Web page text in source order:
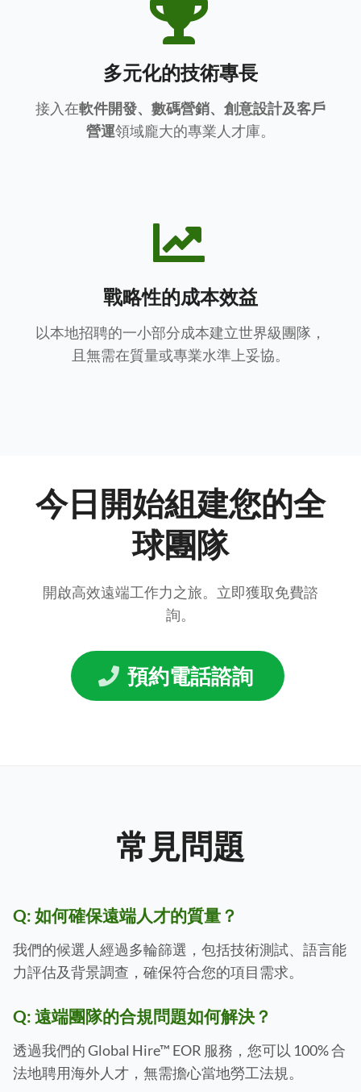
多元化的技術專長
接入在軟件開發、數碼營銷、創意設計及客戶
營運領域龐大的專業人才庫。
戰略性的成本效益
以本地招聘的一小部分成本建立世界級團隊，
且無需在質量或專業水準上妥協。
今日開始組建您的全
球團隊
開啟高效遠端工作力之旅。立即獲取免費諮
詢。
預約電話諮詢
常見問題
Q: 如何確保遠端人才的質量？
我們的候選人經過多輪篩選，包括技術測試、語言能
力評估及背景調查，確保符合您的項目需求。
Q: 遠端團隊的合規問題如何解決？
透過我們的 Global Hire™ EOR 服務，您可以 100% 合
法地聘用海外人才，無需擔心當地勞工法規。